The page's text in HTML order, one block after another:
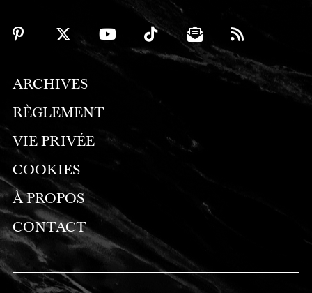
ARCHIVES
RÈGLEMENT
VIE PRIVÉE
COOKIES
À PROPOS
CONTACT